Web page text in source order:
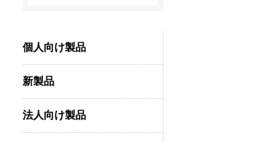
個人向け製品
新製品
法人向け製品